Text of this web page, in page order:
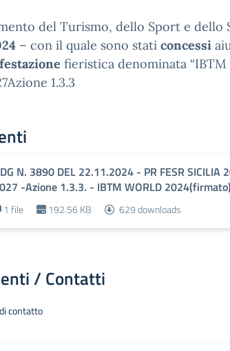
del Turismo, dello Sport e dello
– con il quale sono stati concessi
fieristica denominata “IBTM
1.3.3
N. 3890 DEL 22.11.2024 - PR FESR SICILIA
-Azione 1.3.3. - IBTM WORLD 2024(firmato)
1 file 192.56 KB 629 downloads
/ Contatti
contatto